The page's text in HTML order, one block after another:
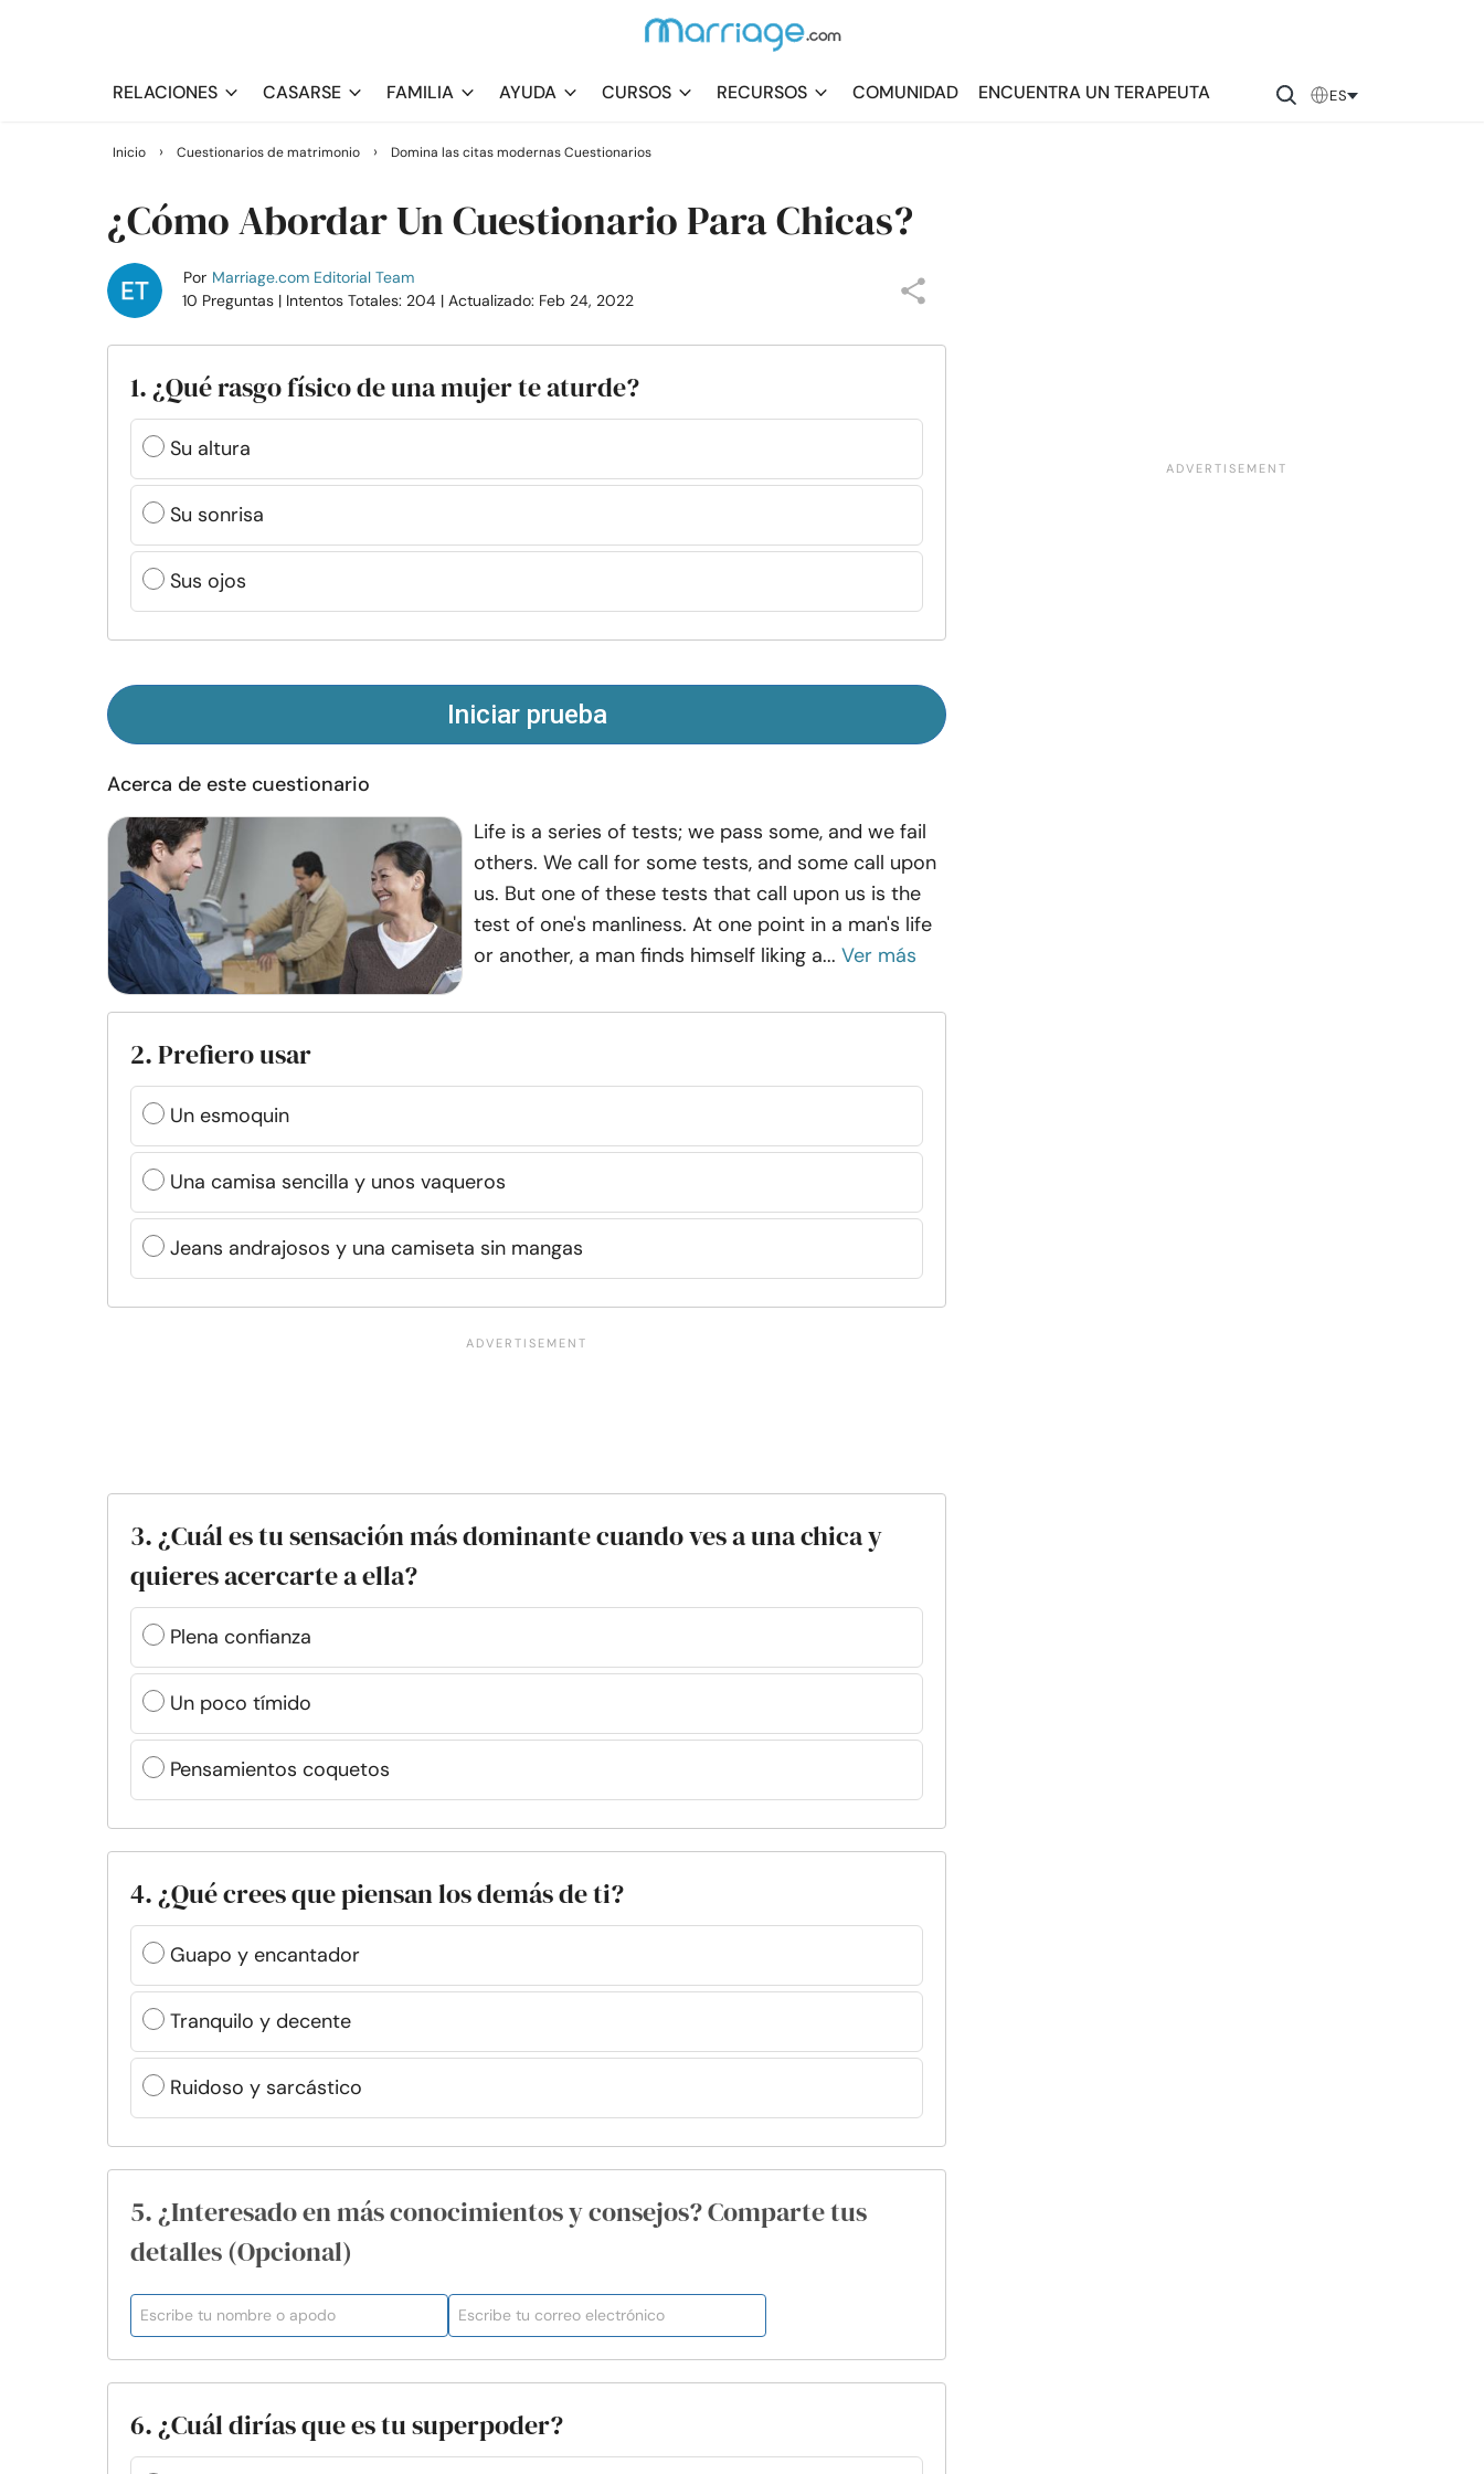
RELACIONES CASARSE FAMILIA AYUDA CURSOS RECURSOS COMUNIDAD ENCUENTRA UN TERAPEUTA ES
Inicio › Cuestionarios de matrimonio › Domina las citas modernas Cuestionarios
¿Cómo Abordar Un Cuestionario Para Chicas?
Por Marriage.com Editorial Team
10 Preguntas | Intentos Totales: 204 | Actualizado: Feb 24, 2022
1. ¿Qué rasgo físico de una mujer te aturde?
Su altura
Su sonrisa
Sus ojos
Iniciar prueba
Acerca de este cuestionario
Life is a series of tests; we pass some, and we fail
others. We call for some tests, and some call upon
us. But one of these tests that call upon us is the
test of one's manliness. At one point in a man's life
or another, a man finds himself liking a... Ver más
2. Prefiero usar
Un esmoquin
Una camisa sencilla y unos vaqueros
Jeans andrajosos y una camiseta sin mangas
3. ¿Cuál es tu sensación más dominante cuando ves a una chica y
quieres acercarte a ella?
Plena confianza
Un poco tímido
Pensamientos coquetos
4. ¿Qué crees que piensan los demás de ti?
Guapo y encantador
Tranquilo y decente
Ruidoso y sarcástico
5. ¿Interesado en más conocimientos y consejos? Comparte tus
detalles (Opcional)
6. ¿Cuál dirías que es tu superpoder?